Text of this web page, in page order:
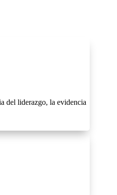
del liderazgo, la evidencia